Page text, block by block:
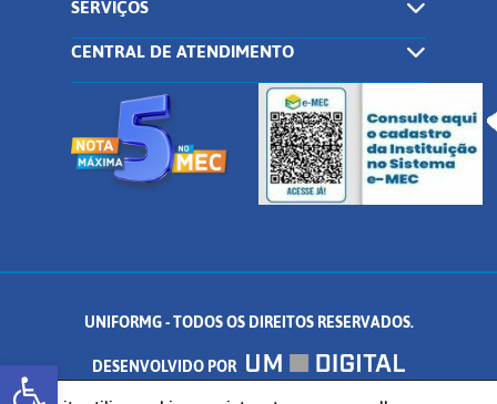
Abrir a barra de ferramentas
SERVIÇOS
CENTRAL DE ATENDIMENTO
UNIFORMG - TODOS OS DIREITOS RESERVADOS.
DESENVOLVIDO POR